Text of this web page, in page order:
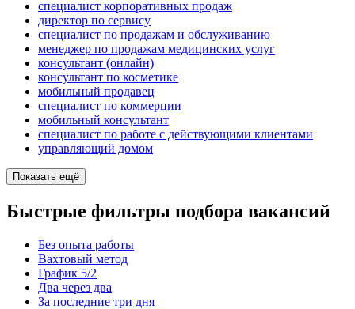
специалист корпоративных продаж
директор по сервису
специалист по продажам и обслуживанию
менеджер по продажам медицинских услуг
консультант (онлайн)
консультант по косметике
мобильный продавец
специалист по коммерции
мобильный консультант
специалист по работе с действующими клиентами
управляющий домом
Показать ещё
Быстрые фильтры подбора вакансий
Без опыта работы
Вахтовый метод
График 5/2
Два через два
За последние три дня